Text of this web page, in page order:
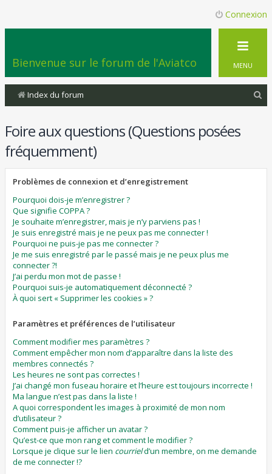
Connexion
Bienvenue sur le forum de l'Aviatco MENU
Index du forum
Foire aux questions (Questions posées
fréquemment)
Problèmes de connexion et d’enregistrement
Pourquoi dois-je m’enregistrer ?
Que signifie COPPA ?
Je souhaite m’enregistrer, mais je n’y parviens pas !
Je suis enregistré mais je ne peux pas me connecter !
Pourquoi ne puis-je pas me connecter ?
Je me suis enregistré par le passé mais je ne peux plus me
connecter ?!
J’ai perdu mon mot de passe !
Pourquoi suis-je automatiquement déconnecté ?
À quoi sert « Supprimer les cookies » ?
Paramètres et préférences de l’utilisateur
Comment modifier mes paramètres ?
Comment empêcher mon nom d’apparaître dans la liste des
membres connectés ?
Les heures ne sont pas correctes !
J’ai changé mon fuseau horaire et l’heure est toujours incorrecte !
Ma langue n’est pas dans la liste !
A quoi correspondent les images à proximité de mon nom
d’utilisateur ?
Comment puis-je afficher un avatar ?
Qu’est-ce que mon rang et comment le modifier ?
Lorsque je clique sur le lien courrield’un membre, on me demande
de me connecter !?